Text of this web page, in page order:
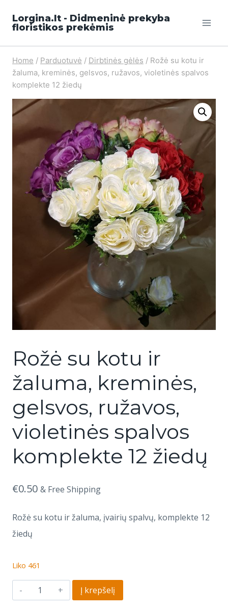
Lorgina.lt - Didmeninė prekyba
floristikos prekėmis
Home / Parduotuvė / Dirbtinės gėlės / Rožė su kotu ir
žaluma, kreminės, gelsvos, ružavos, violetinės spalvos
komplekte 12 žiedų
Rožė su kotu ir
žaluma, kreminės,
gelsvos, ružavos,
violetinės spalvos
komplekte 12 žiedų
€0.50 & Free Shipping
Rožė su kotu ir žaluma, įvairių spalvų, komplekte 12
žiedų
Liko 461
Į krepšelį